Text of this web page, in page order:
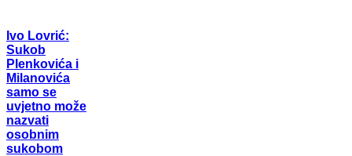
Ivo Lovrić:
Sukob
Plenkovića i
Milanovića
samo se
uvjetno može
nazvati
osobnim
sukobom